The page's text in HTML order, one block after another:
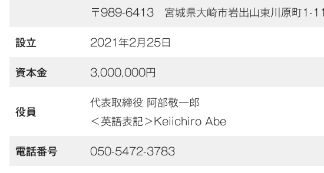
〒989-6413 宮城県大崎市岩出山東川原町1-11
設立 2021年2月25日
資本金 3,000,000円
役員
代表取締役 阿部敬一郎
＜英語表記＞Keiichiro Abe
電話番号 050-5472-3783